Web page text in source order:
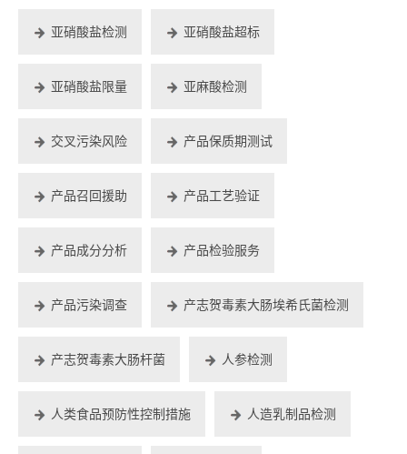
亚硝酸盐检测 亚硝酸盐超标
亚硝酸盐限量 亚麻酸检测
交叉污染风险 产品保质期测试
产品召回援助 产品工艺验证
产品成分分析 产品检验服务
产品污染调查 产志贺毒素大肠埃希氏菌检测
产志贺毒素大肠杆菌 人参检测
人类食品预防性控制措施 人造乳制品检测